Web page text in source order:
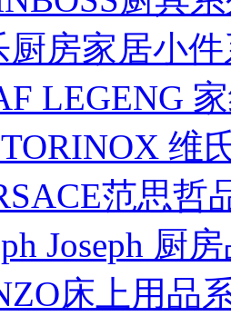
厨房家居小
LEGENG
维
范思哲
Joseph 厨
床上用品